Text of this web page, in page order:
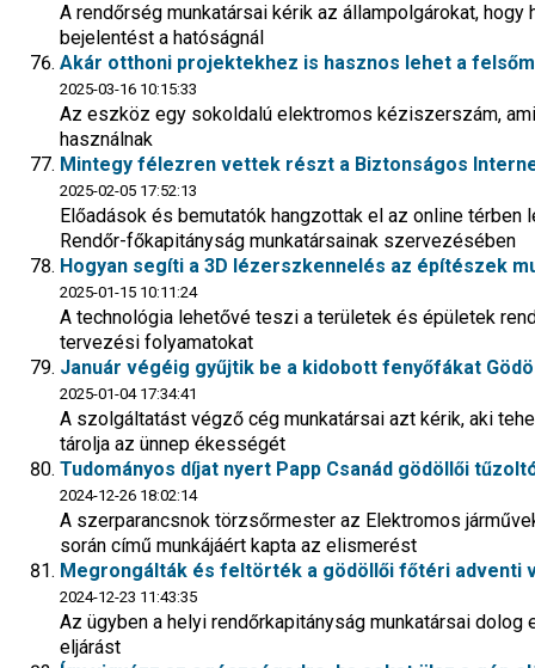
A rendőrség munkatársai kérik az állampolgárokat,
bejelentést a hatóságnál
Akár otthoni projektekhez is hasznos lehet a
2025-03-16 10:15:33
Az eszköz egy sokoldalú elektromos kéziszerszám,
használnak
Mintegy félezren vettek részt a Biztonságos
2025-02-05 17:52:13
Előadások és bemutatók hangzottak el az online
Rendőr-főkapitányság munkatársainak szervezésében
Hogyan segíti a 3D lézerszkennelés az építészek
2025-01-15 10:11:24
A technológia lehetővé teszi a területek és épületek
tervezési folyamatokat
Január végéig gyűjtik be a kidobott fenyőfákat
2025-01-04 17:34:41
A szolgáltatást végző cég munkatársai azt kérik, aki
tárolja az ünnep ékességét
Tudományos díjat nyert Papp Csanád gödöllői
2024-12-26 18:02:14
A szerparancsnok törzsőrmester az Elektromos
során című munkájáért kapta az elismerést
Megrongálták és feltörték a gödöllői főtéri adventi
2024-12-23 11:43:35
Az ügyben a helyi rendőrkapitányság munkatársai
eljárást